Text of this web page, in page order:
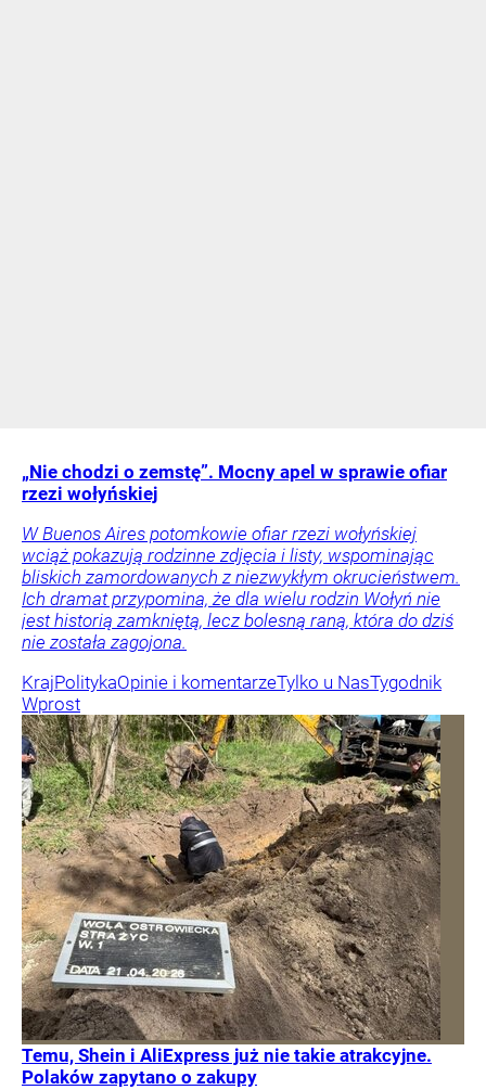
„Nie chodzi o zemstę”. Mocny apel w sprawie ofiar
rzezi wołyńskiej
W Buenos Aires potomkowie ofiar rzezi wołyńskiej
wciąż pokazują rodzinne zdjęcia i listy, wspominając
bliskich zamordowanych z niezwykłym okrucieństwem.
Ich dramat przypomina, że dla wielu rodzin Wołyń nie
jest historią zamkniętą, lecz bolesną raną, która do dziś
nie została zagojona.
KrajPolitykaOpinie i komentarzeTylko u NasTygodnik
Wprost
Temu, Shein i AliExpress już nie takie atrakcyjne.
Polaków zapytano o zakupy